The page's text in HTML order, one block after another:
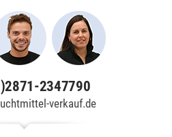
2347790
verkauf.de